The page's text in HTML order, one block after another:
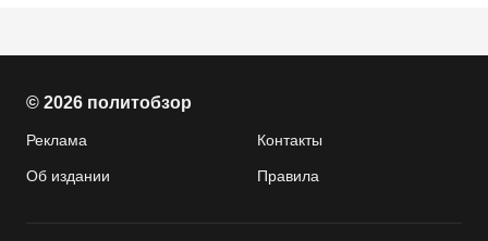
© 2026 политобзор
Реклама Контакты
Об издании Правила